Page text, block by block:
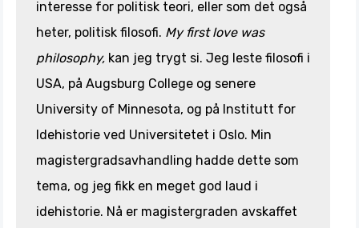
interesse for politisk teori, eller som det også
heter, politisk filosofi. My first love was
philosophy, kan jeg trygt si. Jeg leste filosofi i
USA, på Augsburg College og senere
University of Minnesota, og på Institutt for
Idehistorie ved Universitetet i Oslo. Min
magistergradsavhandling hadde dette som
tema, og jeg fikk en meget god laud i
idehistorie. Nå er magistergraden avskaffet